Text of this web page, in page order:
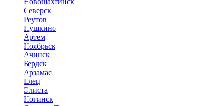
Новошахтинск
Северск
Реутов
Пушкино
Артем
Ноябрьск
Ачинск
Бердск
Арзамас
Елец
Элиста
Ногинск